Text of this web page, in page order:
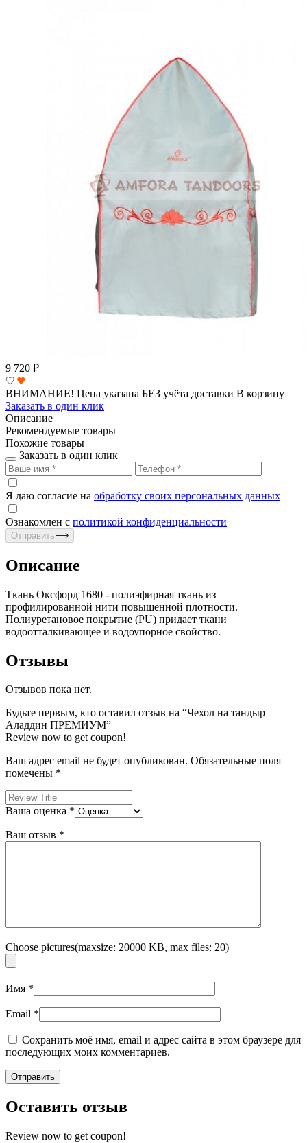
9 720 ₽
ВНИМАНИЕ! Цена указана БЕЗ учёта доставки В корзину
Заказать в один клик
Описание
Рекомендуемые товары
Похожие товары
Заказать в один клик
Я даю согласие на обработку своих персональных данных
Ознакомлен с политикой конфиденциальности
Отправить
Описание
Ткань Оксфорд 1680 - полиэфирная ткань из
профилированной нити повышенной плотности.
Полиуретановое покрытие (PU) придает ткани
водоотталкивающее и водоупорное свойство.
Отзывы
Отзывов пока нет.
Будьте первым, кто оставил отзыв на “Чехол на тандыр
Аладдин ПРЕМИУМ”
Review now to get coupon!
Ваш адрес email не будет опубликован. Обязательные поля
помечены *
Ваша оценка *
Ваш отзыв *
Choose pictures(maxsize: 20000 KB, max files: 20)
Имя *
Email *
Сохранить моё имя, email и адрес сайта в этом браузере для
последующих моих комментариев.
Оставить отзыв
Review now to get coupon!